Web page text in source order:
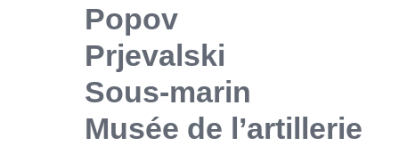
Popov
Prjevalski
Sous-marin
Musée de l’artillerie